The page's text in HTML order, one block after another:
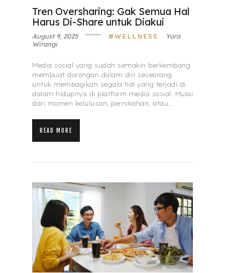
Tren Oversharing: Gak Semua Hal
Harus Di-Share untuk Diakui
August 9, 2025 WELLNESS
Yora
Wirangi
Media sosial yang sudah semakin berkembang
membuat dorongan dalam diri seseorang
untuk membagikan segala hal yang terjadi di
dalam hidupnya di platform media sosial. Mulai
dari momen kelulusan, pernikahan, atau…
READ MORE